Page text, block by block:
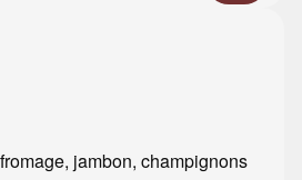
jambon, champignons